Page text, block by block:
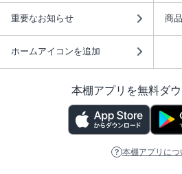
重要なお知らせ 商
ホームアイコンを追加
本棚アプリを無料ダウ
本棚アプリにつ